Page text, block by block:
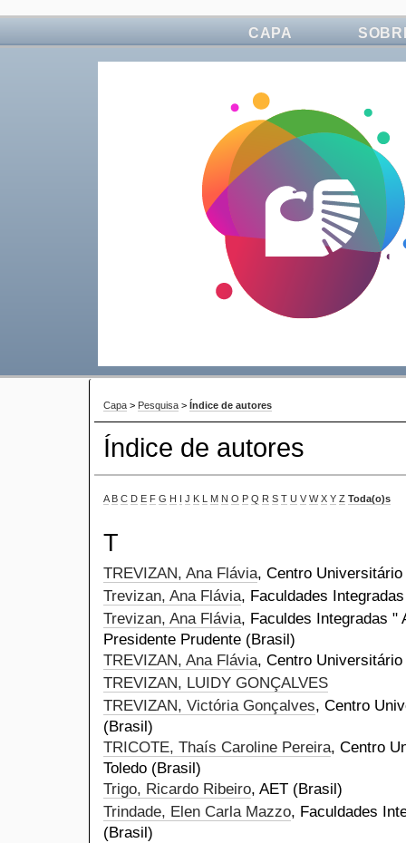
CAPA
Capa > Pesquisa > Índice de autores
Índice de autores
A B C D E F G H I J K L M N O P Q R S T U V W X Y Z Toda(o)s
T
TREVIZAN, Ana Flávia, Centro
Trevizan, Ana Flávia, Faculdades
Trevizan, Ana Flávia, Faculdes Integradas "
Presidente Prudente (Brasil)
TREVIZAN, Ana Flávia, Centro
TREVIZAN, LUIDY GONÇALVES
TREVIZAN, Victória Gonçalves, Centro
(Brasil)
TRICOTE, Thaís Caroline Pereira, Centro
Toledo (Brasil)
Trigo, Ricardo Ribeiro, AET (Brasil)
Trindade, Elen Carla Mazzo, Faculdades
(Brasil)